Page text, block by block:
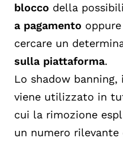
blocco della
a pagamento
cercare un
sulla piattaforma.
Lo shadow
viene utilizzato in
cui la rimozione
un numero rilevante